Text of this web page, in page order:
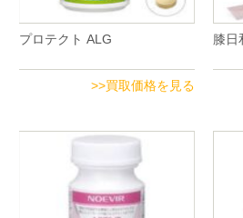
プロテクト ALG
>>買取価格を見る
膝日